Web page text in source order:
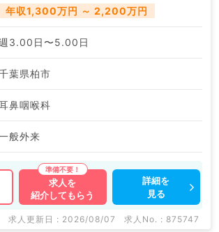
年収1,300万円 ～ 2,200万円
3.00日〜5.00日
葉県柏市
鼻咽喉科
般外来
求人を
紹介してもらう
詳細を
見る
求人更新日 : 2026/08/07 求人No. : 875747